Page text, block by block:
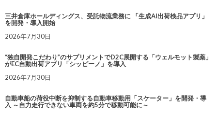
三井倉庫ホールディングス、受託物流業務に 「生成AI出荷検品アプリ」
を開発・導入開始
2026年7月30日
“独自開発こだわり”のサプリメントでD2C展開する「ウェルモット製薬」
がEC自動出荷アプリ「シッピーノ」を導入
2026年7月30日
自動車船の荷役中断を抑制する自動車移動用「スケーター」を開発・導
入 ～自力走行できない車両を約5分で移動可能に～